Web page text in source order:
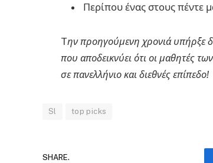
Περίπου ένας στους πέντε
Tην προηγούμενη χρονιά υπήρξε
που αποδεικνύει ότι οι μαθητές
σε πανελλήνιο και διεθνές επίπεδο!
Sl top picks
SHARE.